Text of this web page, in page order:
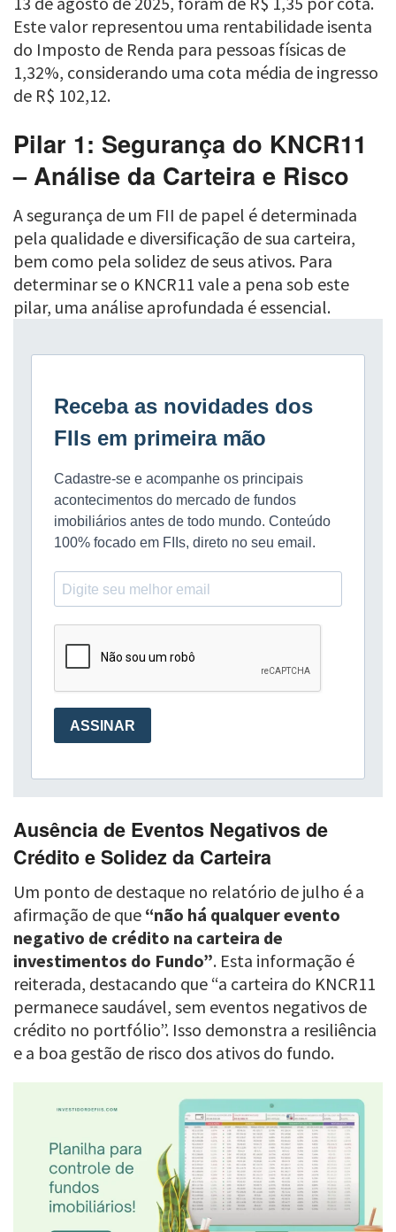
Este valor representou uma rentabilidade isenta
do Imposto de Renda para pessoas físicas de
1,32%, considerando uma cota média de ingresso
de R$ 102,12.
Pilar 1: Segurança do KNCR11
– Análise da Carteira e Risco
A segurança de um FII de papel é determinada
pela qualidade e diversificação de sua carteira,
bem como pela solidez de seus ativos. Para
determinar se o KNCR11 vale a pena sob este
pilar, uma análise aprofundada é essencial.
Ausência de Eventos Negativos de
Crédito e Solidez da Carteira
Um ponto de destaque no relatório de julho é a
afirmação de que “não há qualquer evento
negativo de crédito na carteira de
investimentos do Fundo”. Esta informação é
reiterada, destacando que “a carteira do KNCR11
permanece saudável, sem eventos negativos de
crédito no portfólio”. Isso demonstra a resiliência
e a boa gestão de risco dos ativos do fundo.